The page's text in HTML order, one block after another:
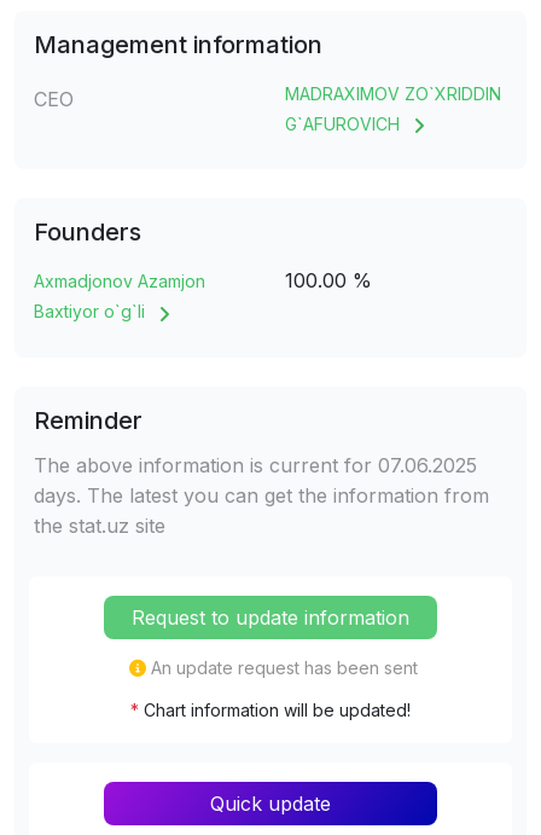
Management information
CEO
MADRAXIMOV ZO`XRIDDIN
G`AFUROVICH
Founders
Axmadjonov Azamjon
Baxtiyor o`g`li
100.00 %
Reminder
The above information is current for 07.06.2025
days. The latest you can get the information from
the stat.uz site
Request to update information
An update request has been sent
* Chart information will be updated!
Quick update